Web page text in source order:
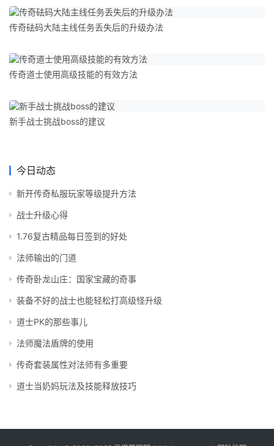
传奇砝码大陆主线任务丢失后的升级办法
传奇道士使用高级技能的有效方法
新手战士挑战boss的建议
今日动态
新开传奇私服玩家等级提升方法
战士升级心得
1.76复古精品每日签到的好处
法师输出的门道
传奇卧龙山庄：国家宝藏的奇事
装备不好的战士也能轻松打高级怪升级
道士PK的那些事儿
法师魔法盾牌的使用
传奇套装属性对法师有多重要
道士当奶妈玩法及技能释放技巧